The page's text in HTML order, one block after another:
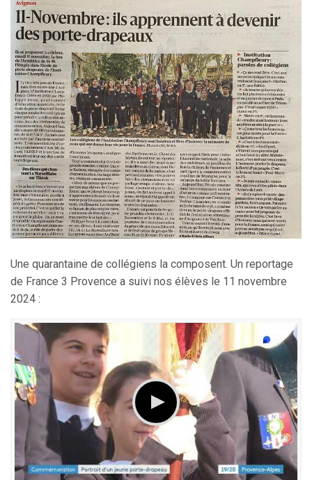
Une quarantaine de collégiens la composent. Un reportage
de France 3 Provence a suivi nos élèves le 11 novembre
2024 :